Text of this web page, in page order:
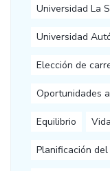
Universidad La
Universidad
Elección de
Oportunidades
Equilibrio
Planificación